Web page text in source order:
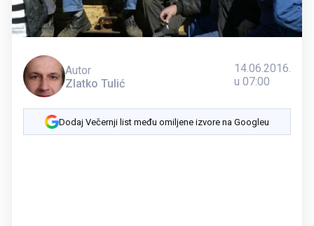
Autor
Zlatko Tulić
14.06.2016.
u 07:00
Dodaj Večernji list među omiljene izvore na Googleu